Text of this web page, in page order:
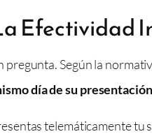
Efectividad
pregunta. Según la
día de su presentación
telemáticamente